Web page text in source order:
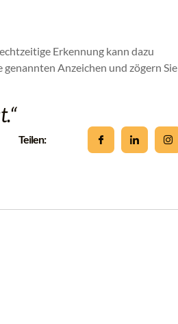
Erkennung kann dazu
Anzeichen und zögern Sie
Teilen: